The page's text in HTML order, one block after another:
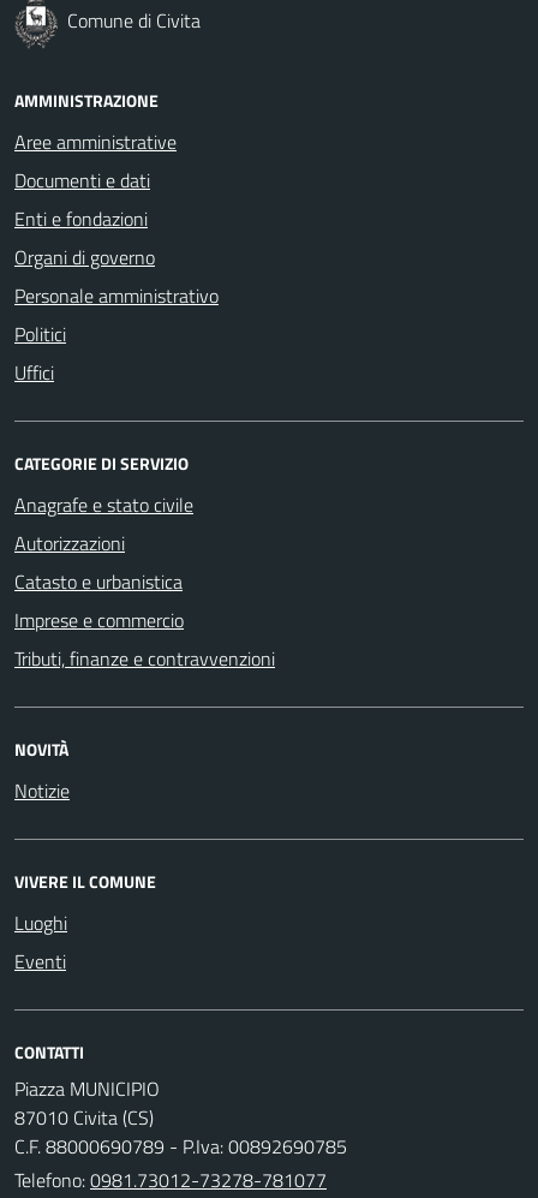
Comune di Civita
AMMINISTRAZIONE
Aree amministrative
Documenti e dati
Enti e fondazioni
Organi di governo
Personale amministrativo
Politici
Uffici
CATEGORIE DI SERVIZIO
Anagrafe e stato civile
Autorizzazioni
Catasto e urbanistica
Imprese e commercio
Tributi, finanze e contravvenzioni
NOVITÀ
Notizie
VIVERE IL COMUNE
Luoghi
Eventi
CONTATTI
Piazza MUNICIPIO
87010 Civita (CS)
C.F. 88000690789 - P.Iva: 00892690785
Telefono:0981.73012-73278-781077